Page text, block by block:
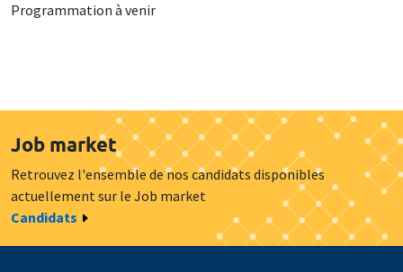
Programmation à venir
Job market
Retrouvez l'ensemble de nos candidats disponibles
actuellement sur le Job market
Candidats